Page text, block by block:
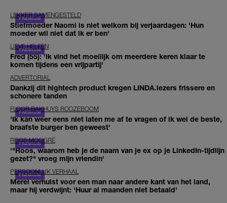
LEKKER SAMENGESTELD
Stiefmoeder Naomi is niet welkom bij verjaardagen: 'Hun
moeder wil niet dat ik er ben'
LIEVE HELEEN
Fred (55): 'Ik vind het moeilijk om meerdere keren klaar te
komen tijdens een vrijpartij'
ADVERTORIAL
Dankzij dit hightech product kregen LINDA.lezers frissere en
schonere tanden
FLOOR BAKHUYS ROOZEBOOM
'Ik kan weer eens niet laten me af te vragen of ik wel de beste,
braafste burger ben geweest'
ROOS MOGGRÉ
'"Roos, waarom heb je de naam van je ex op je LinkedIn-tijdlijn
gezet?" vroeg mijn vriendin'
PERSOONLIJK VERHAAL
Merel verhuist voor een man naar andere kant van het land,
maar hij verdwijnt: 'Huur al maanden niet betaald'